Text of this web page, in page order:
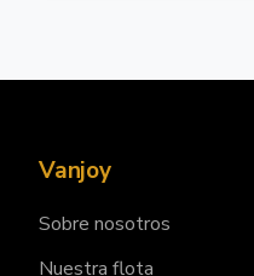
Vanjoy
Sobre nosotros
Nuestra flota